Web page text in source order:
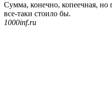
Сумма, конечно, копеечная, но
все-таки стоило бы.
1000inf.ru